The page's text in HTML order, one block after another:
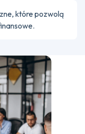
które pozwolą